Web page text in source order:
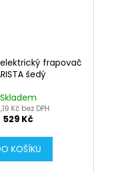
elektrický frapovač
šedý
Skladem
Kč bez DPH
529 Kč
KOŠÍKU